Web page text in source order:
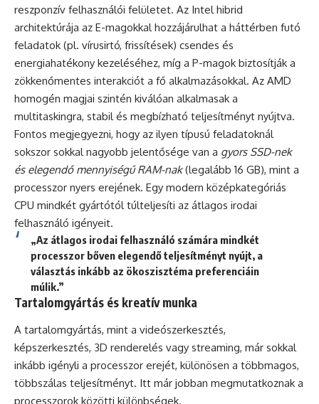
reszponzív felhasználói felületet. Az Intel hibrid
architektúrája az E-magokkal hozzájárulhat a háttérben futó
feladatok (pl. vírusirtó, frissítések) csendes és
energiahatékony kezeléséhez, míg a P-magok biztosítják a
zökkenőmentes interakciót a fő alkalmazásokkal. Az AMD
homogén magjai szintén kiválóan alkalmasak a
multitaskingra, stabil és megbízható teljesítményt nyújtva.
Fontos megjegyezni, hogy az ilyen típusú feladatoknál
sokszor sokkal nagyobb jelentősége van a gyors SSD-nek
és elegendő mennyiségű RAM-nak(legalább 16 GB), mint a
processzor nyers erejének. Egy modern középkategóriás
CPU mindkét gyártótól túlteljesíti az átlagos irodai
felhasználó igényeit.
„Az átlagos irodai felhasználó számára mindkét
processzor bőven elegendő teljesítményt nyújt, a
választás inkább az ökoszisztéma preferenciáin
múlik.”
Tartalomgyártás és kreatív munka
A tartalomgyártás, mint a videószerkesztés,
képszerkesztés, 3D renderelés vagy streaming, már sokkal
inkább igényli a processzor erejét, különösen a többmagos,
többszálas teljesítményt. Itt már jobban megmutatkoznak a
processzorok közötti különbségek.